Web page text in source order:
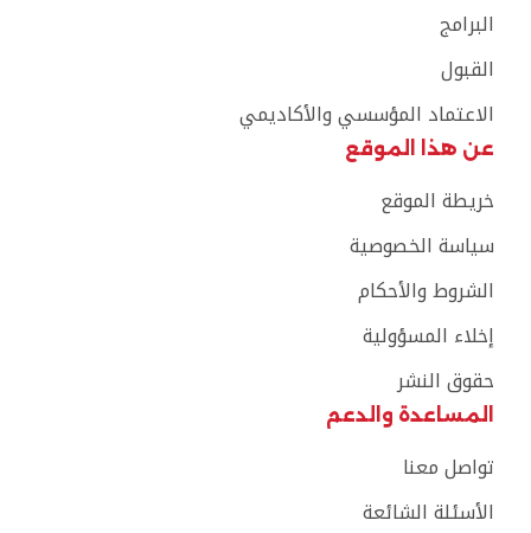
البرامج
القبول
الاعتماد المؤسسي والأكاديمي
عن هذا الموقع
خريطة الموقع
سياسة الخصوصية
الشروط والأحكام
إخلاء المسؤولية
حقوق النشر
المساعدة والدعم
تواصل معنا
الأسئلة الشائعة